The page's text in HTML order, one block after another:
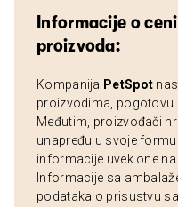
Informacije o
proizvoda:
Kompanija PetSpot
proizvodima, pogotovu
Međutim, proizvođači
unapređuju svoje
informacije uvek one
Informacije sa
podataka o prisustvu